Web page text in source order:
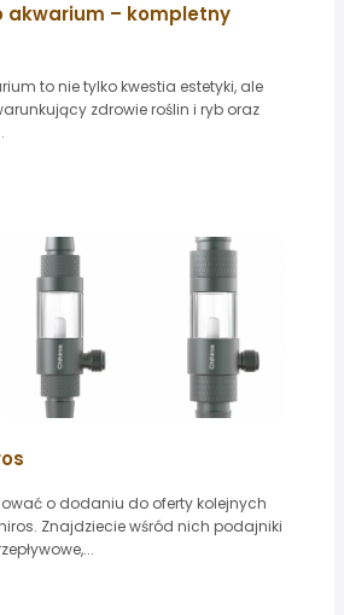
akwarium – kompletny
to nie tylko kwestia estetyki, ale
zdrowie roślin i ryb oraz
o dodaniu do oferty kolejnych
Znajdziecie wśród nich podajniki